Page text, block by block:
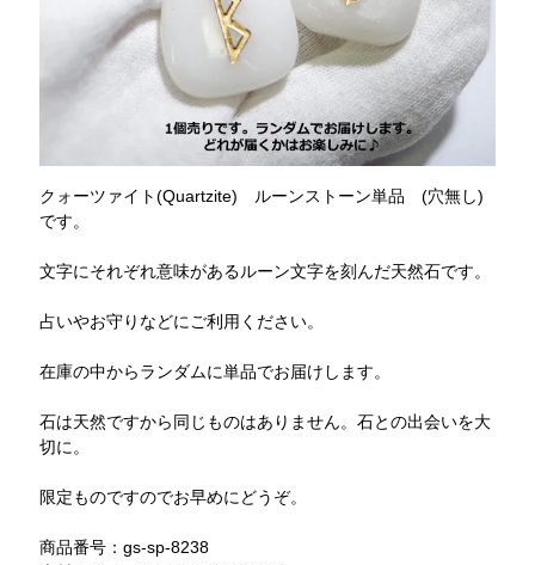
クォーツァイト(Quartzite) ルーンストーン単品 (穴無し)
です。
文字にそれぞれ意味があるルーン文字を刻んだ天然石です。
占いやお守りなどにご利用ください。
在庫の中からランダムに単品でお届けします。
石は天然ですから同じものはありません。石との出会いを大
切に。
限定ものですのでお早めにどうぞ。
商品番号：gs-sp-8238